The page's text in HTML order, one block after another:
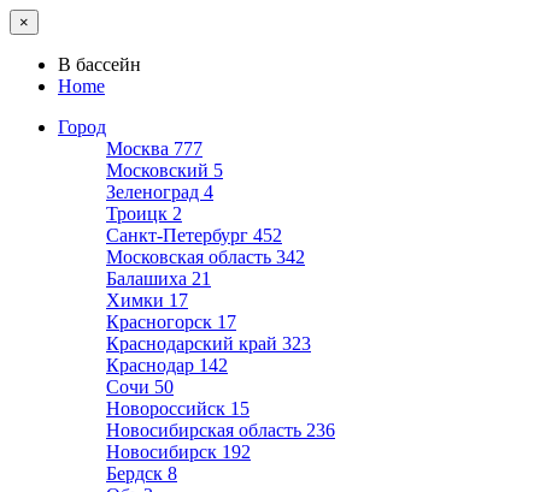
×
В бассейн
Home
Город
Москва 777
Московский 5
Зеленоград 4
Троицк 2
Санкт-Петербург 452
Московская область 342
Балашиха 21
Химки 17
Красногорск 17
Краснодарский край 323
Краснодар 142
Сочи 50
Новороссийск 15
Новосибирская область 236
Новосибирск 192
Бердск 8